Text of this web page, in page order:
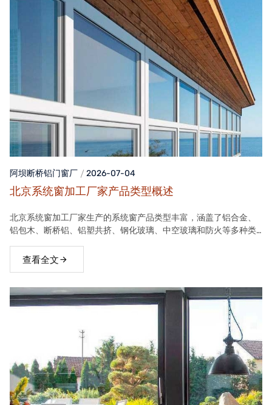
阿坝断桥铝门窗厂 2026-07-04
北京系统窗加工厂家产品类型概述
北京系统窗加工厂家生产的系统窗产品类型丰富，涵盖了铝合金、
铝包木、断桥铝、铝塑共挤、钢化玻璃、中空玻璃和防火等多种类
满足不同客户的需求。
查看全文